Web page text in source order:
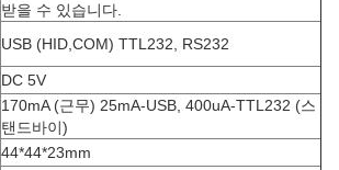
받을 수 있습니다.
USB (HID,COM) TTL232, RS232
DC 5V
170mA (근무) 25mA-USB, 400uA-TTL232 (스
탠드바이)
44*44*23mm